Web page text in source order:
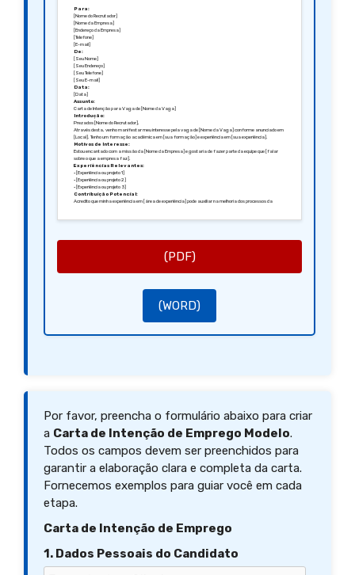
Para:
[Nome do Recrutador]
[Nome da Empresa]
[Endereço da Empresa]
[Telefone]
[E-mail]
De:
[Seu Nome]
[Seu Endereço]
[Seu Telefone]
[Seu E-mail]
Data:
[Data]
Assunto:
Carta de Intenção para Vaga de [Nome da Vaga]
Introdução:
Prezados [Nome do Recrutador],
Através desta, venho manifestar meu interesse pela vaga de [Nome da Vaga] conforme anunciado em
[Local]. Tenho um formação acadêmica em [sua formação] e experiência em [sua experiência].
Motivos de Interesse:
Estou encantado com a missão da [Nome da Empresa] e gostaria de fazer parte da equipe que [falar
sobre o que a empresa faz].
Experiências Relevantes:
• [Experiência ou projeto 1]
• [Experiência ou projeto 2]
• [Experiência ou projeto 3]
Contribuição Potencial:
Acredito que minha experiência em [área de experiência] pode auxiliar na melhoria dos processos da
(PDF)
(WORD)
Por favor, preencha o formulário abaixo para criar
a Carta de Intenção de Emprego Modelo.
Todos os campos devem ser preenchidos para
garantir a elaboração clara e completa da carta.
Fornecemos exemplos para guiar você em cada
etapa.
Carta de Intenção de Emprego
1. Dados Pessoais do Candidato